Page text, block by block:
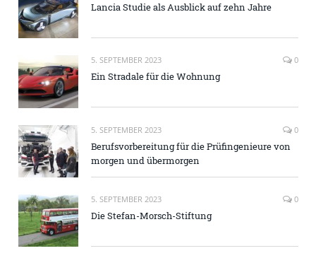
Lancia Studie als Ausblick auf zehn Jahre
5. SEPTEMBER 2023 0
Ein Stradale für die Wohnung
5. SEPTEMBER 2023 0
Berufsvorbereitung für die Prüfingenieure von
morgen und übermorgen
5. SEPTEMBER 2023 0
Die Stefan-Morsch-Stiftung